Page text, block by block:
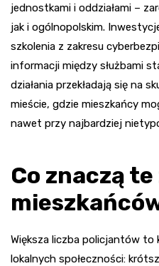
jednostkami i oddziałami –
jak i ogólnopolskim.
szkolenia z zakresu
informacji między służbami
działania przekładają się na
mieście, gdzie mieszkańcy
nawet przy najbardziej
Co znaczą
Większa liczba policjantów to
lokalnych społeczności: